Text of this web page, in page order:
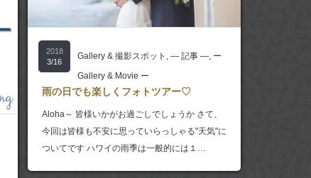
2018
3/16
Gallery & 撮影スポット , ― 記事 ―, ー
Gallery & Movie ー
雨の日でも楽しくフォトツアー♡
Aloha～ 皆様いかがお過ごしでしょうか さて、
今回は皆様も不安に思っていらっしゃる"天気"に
ついてです ハワイの雨季は一般的には１…